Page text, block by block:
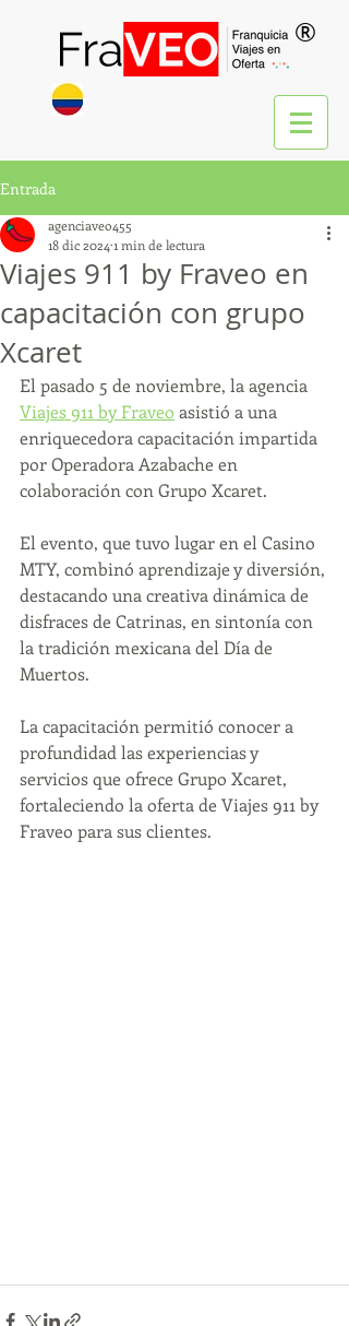
®
Entrada
Viajes 911 by Fraveo en
capacitación con grupo
Xcaret
agenciaveo455
18 dic 2024 1 min de lectura
El pasado 5 de noviembre, la agencia
Viajes 911 by Fraveo asistió a una
enriquecedora capacitación impartida
por Operadora Azabache en
colaboración con Grupo Xcaret.
El evento, que tuvo lugar en el Casino
MTY, combinó aprendizaje y diversión,
destacando una creativa dinámica de
disfraces de Catrinas, en sintonía con
la tradición mexicana del Día de
Muertos.
La capacitación permitió conocer a
profundidad las experiencias y
servicios que ofrece Grupo Xcaret,
fortaleciendo la oferta de Viajes 911 by
Fraveo para sus clientes.